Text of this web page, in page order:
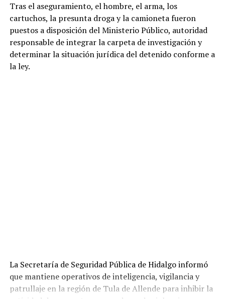
Tras el aseguramiento, el hombre, el arma, los
cartuchos, la presunta droga y la camioneta fueron
puestos a disposición del Ministerio Público, autoridad
responsable de integrar la carpeta de investigación y
determinar la situación jurídica del detenido conforme a
la ley.
La Secretaría de Seguridad Pública de Hidalgo informó
que mantiene operativos de inteligencia, vigilancia y
patrullaje en la región de Tula de Allende para inhibir la